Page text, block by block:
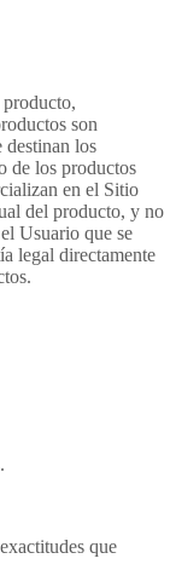
son
destinan los
de los productos
en el Sitio
del producto, y no
Usuario que se
legal directamente
que